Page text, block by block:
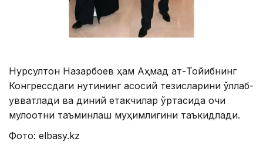
Нурсултон Назарбоев ҳам Аҳмад ат-Тойибнинг
Конгрессдаги нутқининг асосий тезисларини қўллаб-
қувватлади ва диний етакчилар ўртасида очиқ
мулоқотни таъминлаш муҳимлигини таъкидлади.
Фото: elbasy.kz